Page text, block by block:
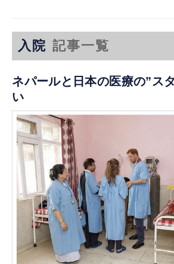
入院 記事一覧
ネパールと日本の医療の”ス
い